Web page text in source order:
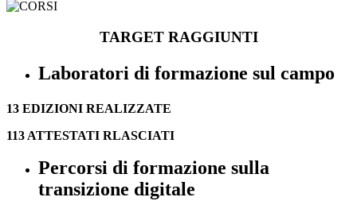
TARGET RAGGIUNTI
Laboratori di formazione sul campo
13 EDIZIONI REALIZZATE
113 ATTESTATI RLASCIATI
Percorsi di formazione sulla
transizione digitale